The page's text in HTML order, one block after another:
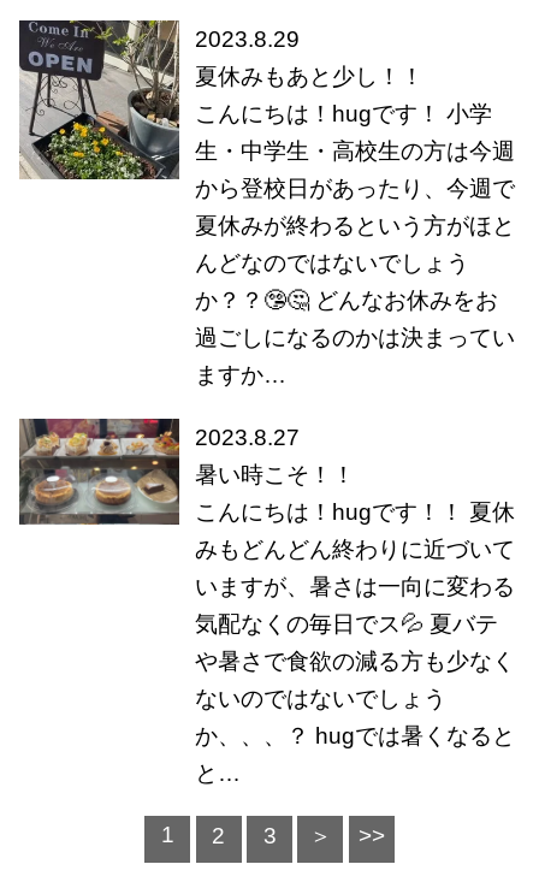
2023.8.29
夏休みもあと少し！！
こんにちは！hugです！ 小学
生・中学生・高校生の方は今週
から登校日があったり、今週で
夏休みが終わるという方がほと
んどなのではないでしょう
か？？🤥🤔 どんなお休みをお
過ごしになるのかは決まってい
ますか…
2023.8.27
暑い時こそ！！
こんにちは！hugです！！ 夏休
みもどんどん終わりに近づいて
いますが、暑さは一向に変わる
気配なくの毎日でス💦 夏バテ
や暑さで食欲の減る方も少なく
ないのではないでしょう
か、、、？ hugでは暑くなると
と…
1 2 3 ＞ >>